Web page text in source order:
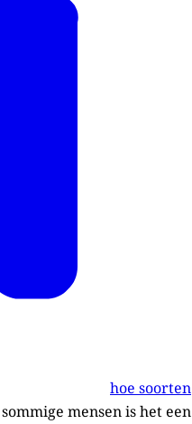
hoe soorten
mensen is het een